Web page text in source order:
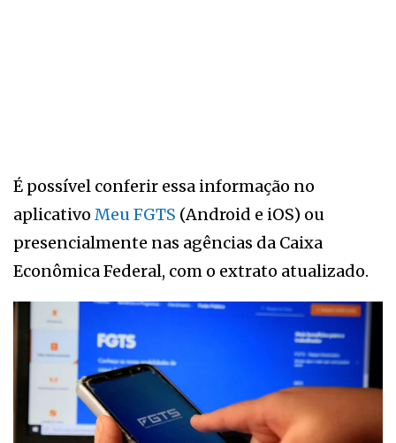
É possível conferir essa informação no
aplicativo Meu FGTS (Android e iOS) ou
presencialmente nas agências da Caixa
Econômica Federal, com o extrato atualizado.